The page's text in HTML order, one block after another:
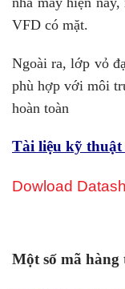
VFD có mặt.
Ngoài ra, lớp vỏ
phù hợp với môi
hoàn toàn
Tài liệu kỹ thuật
Dowload
Một số mã hàng